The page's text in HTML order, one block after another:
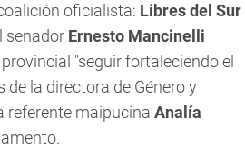
oficialista: Libres del Sur
senador Ernesto Mancinelli
"seguir fortaleciendo el
la directora de Género y
referente maipucina Analía